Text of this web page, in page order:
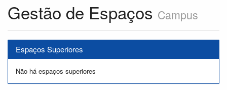
Gestão de Espaços Campus
Espaços Superiores
Não há espaços superiores